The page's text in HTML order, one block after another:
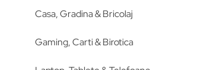
Casa, Gradina & Bricolaj
Gaming, Carti & Birotica